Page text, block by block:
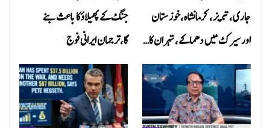
جنگ کے پھیلاؤ کا باعث بنے
گا،ترجمان ایرانی فوج
جاری،تبریز، کرمانشاہ،خوزستان
اور سیرک میں دھماکے، تہران کا…